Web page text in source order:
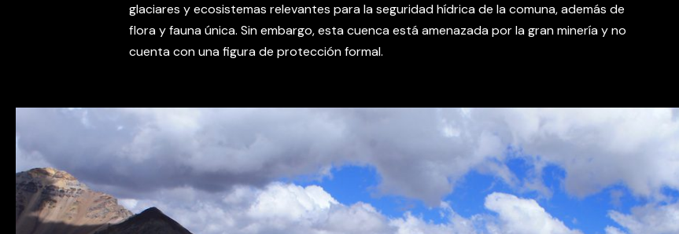
glaciares y ecosistemas relevantes para la seguridad hídrica de la comuna, además de
flora y fauna única. Sin embargo, esta cuenca está amenazada por la gran minería y no
cuenta con una figura de protección formal.